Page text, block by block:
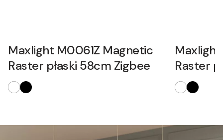
Maxlight M0061Z Magnetic
Raster płaski 58cm Zigbee
Raster